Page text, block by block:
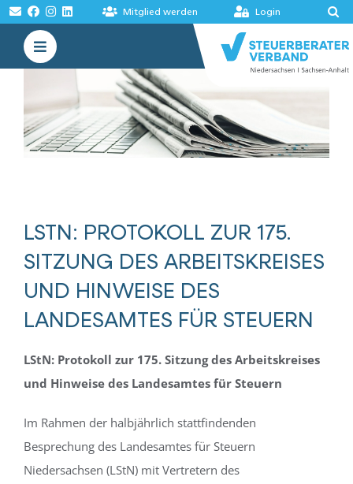
Zum
Inhalt
springen
Mitglied werden Login
Toggle
Navigation
VERBAND
AKADEMIE
LSTN: PROTOKOLL ZUR 175.
SITZUNG DES ARBEITSKREISES
UND HINWEISE DES
LANDESAMTES FÜR STEUERN
LStN: Protokoll zur 175. Sitzung des Arbeitskreises
und Hinweise des Landesamtes für Steuern
Im Rahmen der halbjährlich stattfindenden
Besprechung des Landesamtes für Steuern
Niedersachsen (LStN) mit Vertretern des